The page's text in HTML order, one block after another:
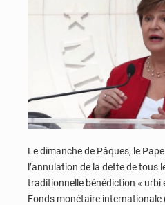
Le dimanche de Pâques, le
l’annulation de la dette de tous
traditionnelle bénédiction « urbi
Fonds monétaire